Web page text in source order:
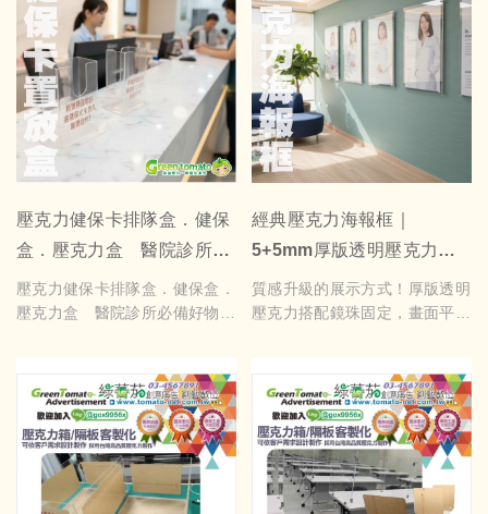
價格請參閱下方說明
壓克力健保卡排隊盒．健保
盒．壓克力盒 醫院診所必
備好物 新設計斜面及檔板，
不易掉卡
壓克力健保卡排隊盒．健保盒．
壓克力盒 醫院診所必備好物
正常規格:寬9cm*高20cm*深
6cm
縮小規格:寬9cm*高15cm*深
6cm
(尺吋不包含底座，規格如有微
調修正，請以實物為準)
經典壓克力海報框｜
5+5mm厚版透明壓克力｜
鏡珠固定｜公佈欄展示框｜
尺寸客製｜門市活動告示牌
質感升級的展示方式！厚版透明
壓克力搭配鏡珠固定，畫面平整
尺寸可客製，打造專屬您的高質
感展示空間。
壓克力海報框為常見之公佈欄的
一種，通常採用正面5mm壓克
力(導斜邊角)+背面5mm壓克
力，